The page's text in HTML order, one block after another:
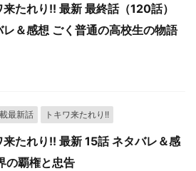
来たれり!! 最新 最終話（120話）
レ＆感想 ごく普通の高校生の物語
最新話 トキワ来たれり!!
来たれり!! 最新 15話 ネタバレ＆感
の覇権と忠告